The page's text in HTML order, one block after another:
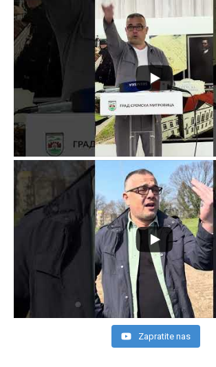
Zapratite nas